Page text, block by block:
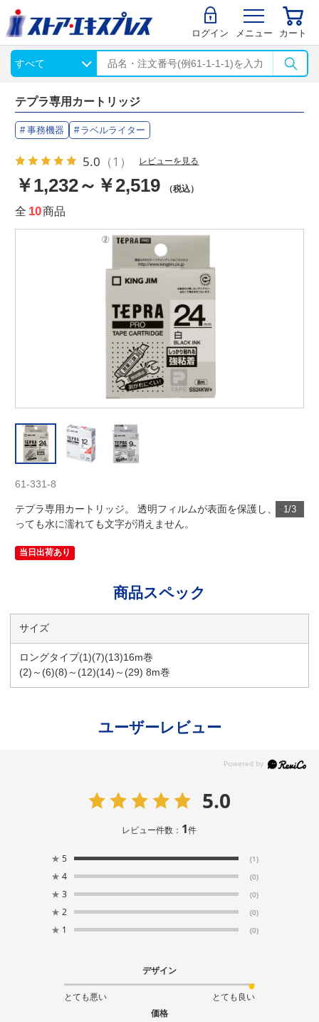
ログイン メニュー カート
テプラ専用カートリッジ
事務機器 ラベルライター
5.0 （1） レビューを見る
￥1,232～￥2,519 （税込）
全 10商品
1/3
61-331-8
テプラ専用カートリッジ。 透明フィルムが表面を保護し、こす
っても水に濡れても文字が消えません。
当日出荷あり
商品スペック
サイズ
ロングタイプ(1)(7)(13)16m巻
(2)～(6)(8)～(12)(14)～(29) 8m巻
ユーザーレビュー
5.0
レビュー件数： 1件
★ 5 (1)
★ 4 (0)
★ 3 (0)
★ 2 (0)
★ 1 (0)
デザイン
とても悪い
とても良い
価格